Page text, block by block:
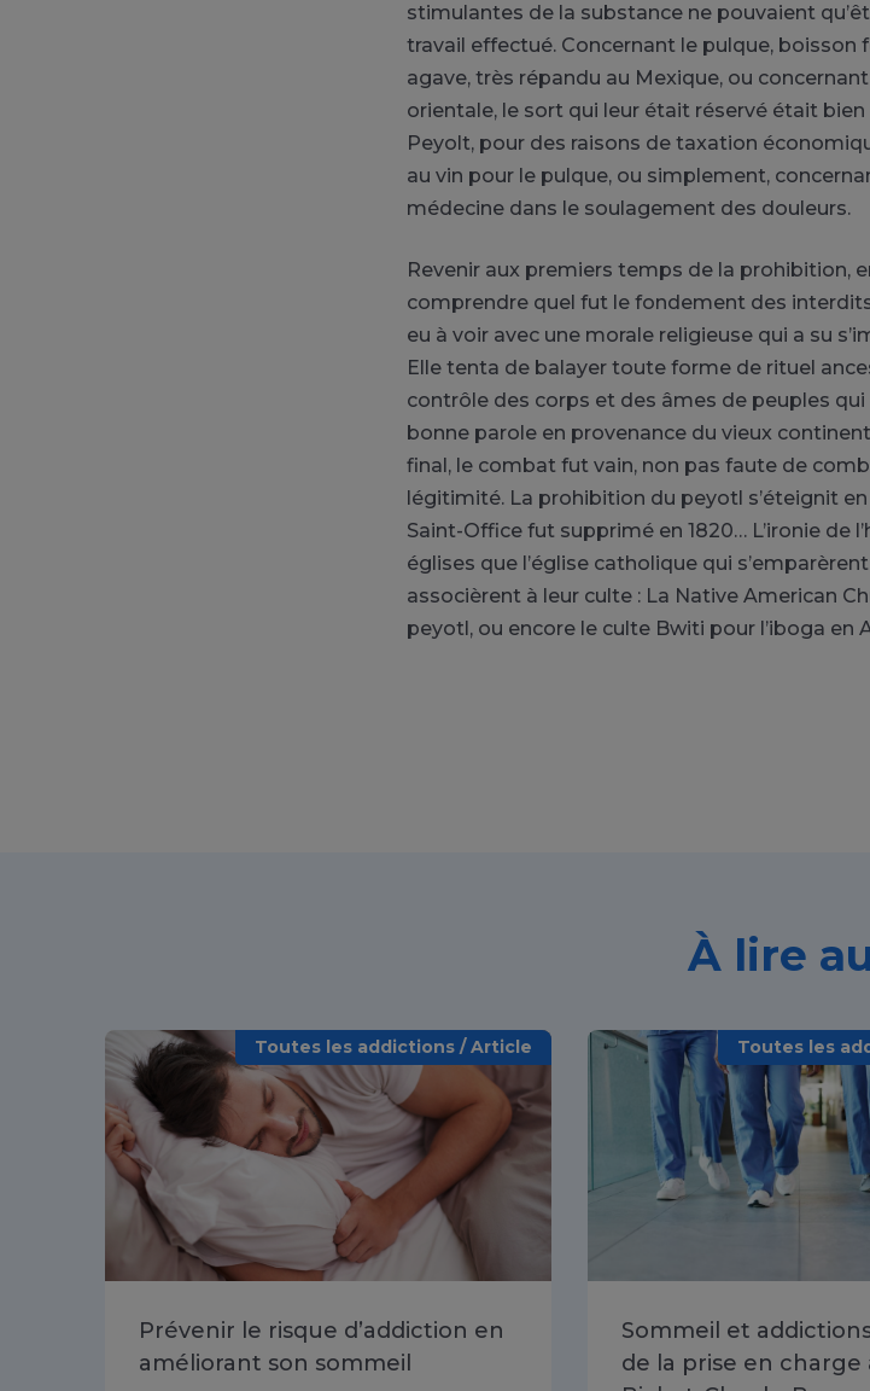
stimulantes de la substance ne pouvaient
travail effectué. Concernant le pulque, boisson
agave, très répandu au Mexique, ou
orientale, le sort qui leur était réservé était
Peyolt, pour des raisons de taxation
au vin pour le pulque, ou simplement,
médecine dans le soulagement des douleurs.
Revenir aux premiers temps de la prohibition,
comprendre quel fut le fondement des
eu à voir avec une morale religieuse qui a su
Elle tenta de balayer toute forme de rituel
contrôle des corps et des âmes de peuples qui
bonne parole en provenance du vieux
final, le combat fut vain, non pas faute de
légitimité. La prohibition du peyotl s’éteignit
Saint-Office fut supprimé en 1820… L’ironie de
églises que l’église catholique qui
associèrent à leur culte : La Native American
peyotl, ou encore le culte Bwiti pour l’iboga en
À lire
Toutes les addictions / Article
Prévenir le risque d’addiction en
améliorant son sommeil
Toutes les
Sommeil et
de la prise en charge